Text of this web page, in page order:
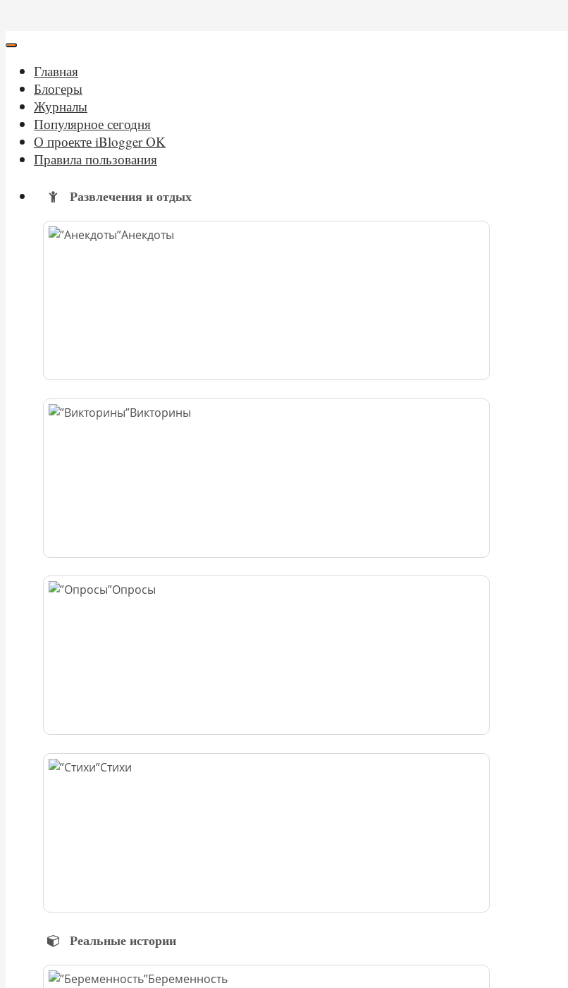
Главная
Блогеры
Журналы
Популярное сегодня
О проекте iBlogger OK
Правила пользования
Развлечения и отдых
Анекдоты
Викторины
Опросы
Стихи
Реальные истории
Беременность